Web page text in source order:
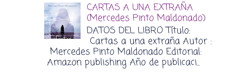
CARTAS A UNA EXTRAÑA
(Mercedes Pinto Maldonado)
DATOS DEL LIBRO Título:
Cartas a una extraña Autor :
Mercedes Pinto Maldonado Editorial:
Amazon publishing Año de publicaci...